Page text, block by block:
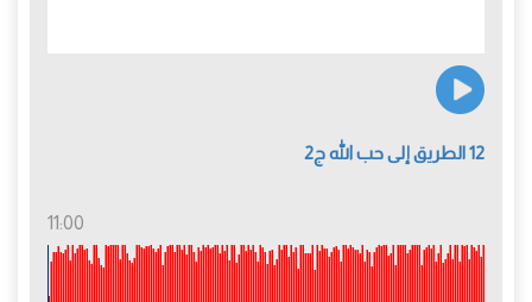
12 الطريق إلى حب الله ج2
11:00